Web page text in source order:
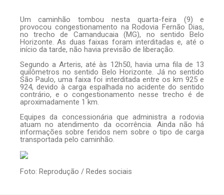
Um caminhão tombou nesta quarta-feira (9) e
provocou congestionamento na Rodovia Fernão Dias,
no trecho de Camanducaia (MG), no sentido Belo
Horizonte. As duas faixas foram interditadas e, até o
início da tarde, não havia previsão de liberação.
Segundo a Arteris, até às 12h50, havia uma fila de 13
quilômetros no sentido Belo Horizonte. Já no sentido
São Paulo, uma faixa foi interditada entre os km 925 e
924, devido à carga espalhada no acidente do sentido
contrário, e o congestionamento nesse trecho é de
aproximadamente 1 km.
Equipes da concessionária que administra a rodovia
atuam no atendimento da ocorrência. Ainda não há
informações sobre feridos nem sobre o tipo de carga
transportada pelo caminhão.
Foto: Reprodução / Redes sociais